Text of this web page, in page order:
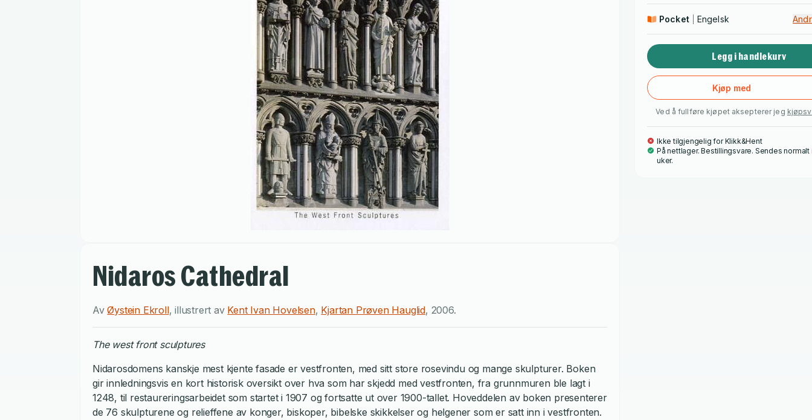
Nidaros Cathedral
AvØystein Ekroll,illustrert av Kent Ivan Hovelsen, Kjartan Prøven Hauglid, 2006.
the west front sculptures
Nidarosdomens kanskje mest kjente fasade er vestfronten, med sitt store rosevindu og mange skulpturer. Boken
gir innledningsvis en kort historisk oversikt over hva som har skjedd med vestfronten, fra grunnmuren ble lagt i
1248, til restaureringsarbeidet som startet i 1907 og fortsatte ut over 1900-tallet. Hoveddelen av boken presenterer
de 76 skulpturene og relieffene av konger, biskoper, bibelske skikkelser og helgener som er satt inn i vestfronten.
Pocket Engelsk
Legg i handlekurv
Kjøp med
Ved å fullføre kjøpet aksepterer jeg
Ikke tilgjengelig for Klikk&Hent
På nettlager. Bestillingsvare. Sendes normalt
uker.